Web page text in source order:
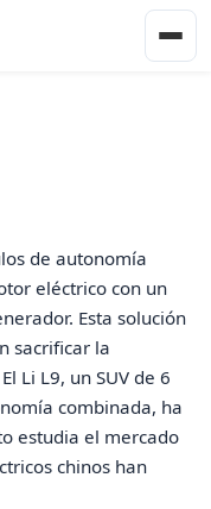
de autonomía
eléctrico con un
Esta solución
sacrificar la
Li L9, un SUV de 6
combinada, ha
estudia el mercado
chinos han